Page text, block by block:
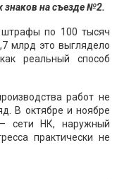
знаков на съезде №2.
по 100 тысяч
млрд это выглядело
реальный способ
работ не
В октябре и ноябре
сети НК, наружный
практически не